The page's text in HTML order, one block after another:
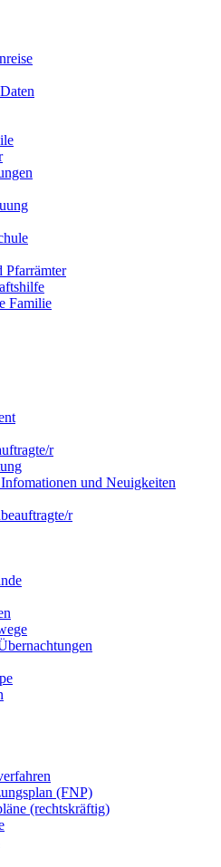
Pfarrämter
Familie
r
und Neuigkeiten
r
(FNP)
(rechtskräftig)